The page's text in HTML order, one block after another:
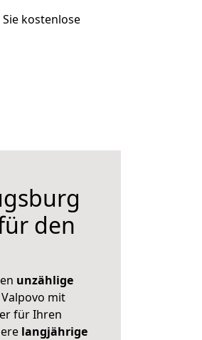
kostenlose
den
unzählige
mit
für Ihren
langjährige